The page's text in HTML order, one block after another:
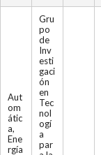
Aut
om
átic
a,
Ene
rgía
Gru
po
de
Inv
esti
gaci
ón
en
Tec
nol
ogí
a
par